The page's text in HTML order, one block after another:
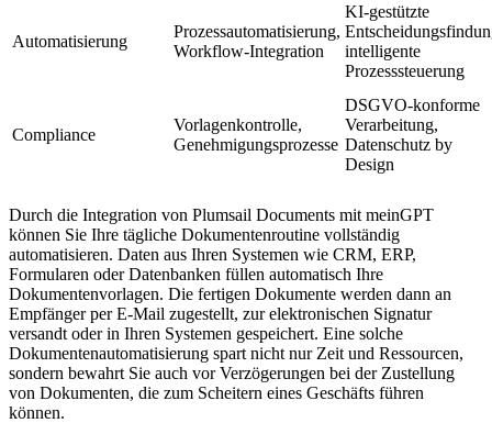
Automatisierung
Prozessautomatisierung,
Workflow-Integration
KI-gestützte
intelligente
Prozesssteuerung
Compliance
Vorlagenkontrolle,
Genehmigungsprozesse
DSGVO-konforme
Verarbeitung,
Datenschutz by
Design
Durch die Integration von Plumsail Documents mit meinGPT
können Sie Ihre tägliche Dokumentenroutine vollständig
automatisieren. Daten aus Ihren Systemen wie CRM, ERP,
Formularen oder Datenbanken füllen automatisch Ihre
Dokumentenvorlagen. Die fertigen Dokumente werden dann an
Empfänger per E-Mail zugestellt, zur elektronischen Signatur
versandt oder in Ihren Systemen gespeichert. Eine solche
Dokumentenautomatisierung spart nicht nur Zeit und Ressourcen,
sondern bewahrt Sie auch vor Verzögerungen bei der Zustellung
von Dokumenten, die zum Scheitern eines Geschäfts führen
können.